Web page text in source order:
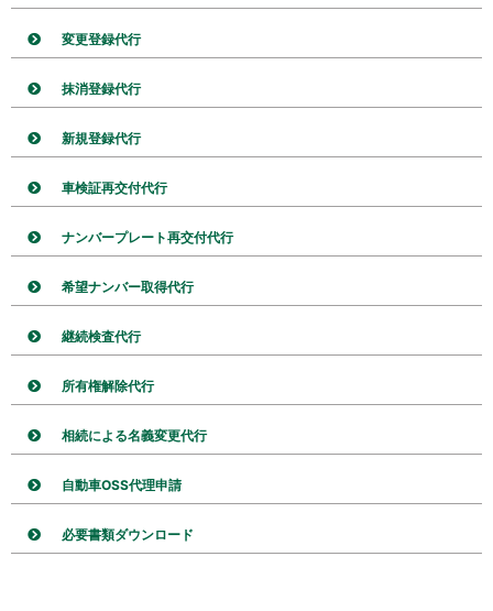
変更登録代行
抹消登録代行
新規登録代行
車検証再交付代行
ナンバープレート再交付代行
希望ナンバー取得代行
継続検査代行
所有権解除代行
相続による名義変更代行
自動車OSS代理申請
必要書類ダウンロード